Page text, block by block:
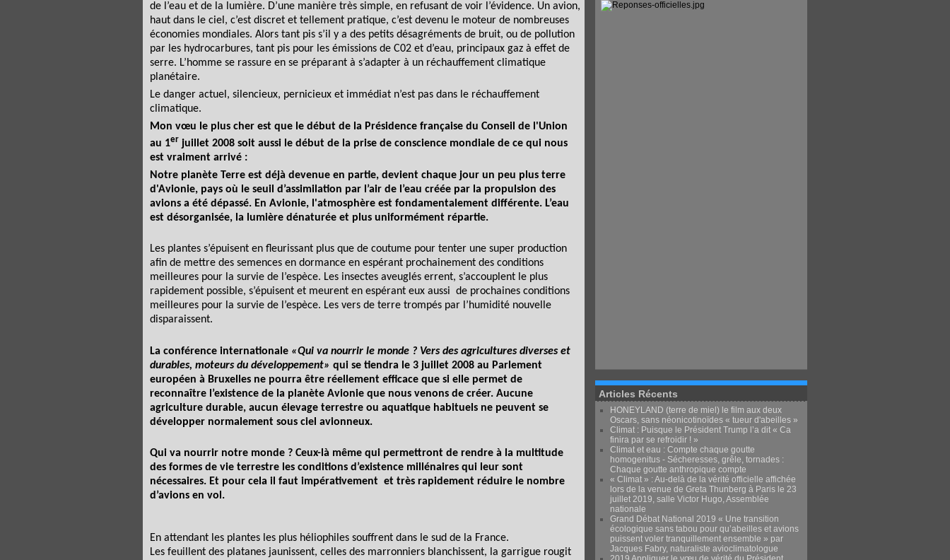
de l’eau et de la lumière. D’une manière très simple, en refusant de voir l’évidence. Un avion,
haut dans le ciel, c’est discret et tellement pratique, c’est devenu le moteur de nombreuses
économies mondiales. Alors tant pis s’il y a des petits désagréments de bruit, ou de pollution
par les hydrocarbures, tant pis pour les émissions de C02 et d’eau, principaux gaz à effet de
serre. L’homme se rassure en se préparant à s’adapter à un réchauffement climatique
planétaire.
Le danger actuel, silencieux, pernicieux et immédiat n’est pas dans le réchauffement
climatique.
Mon vœu le plus cher est que le début de la Présidence française du Conseil de l'Union
au 1er juillet 2008 soit aussi le début de la prise de conscience mondiale de ce qui nous
est vraiment arrivé :
Notre planète Terre est déjà devenue en partie, devient chaque jour un peu plus terre
d'Avionie, pays où le seuil d’assimilation par l’air de l’eau créée par la propulsion des
avions a été dépassé. En Avionie, l'atmosphère est fondamentalement différente. L’eau
est désorganisée, la lumière dénaturée et plus uniformément répartie.
Les plantes s’épuisent en fleurissant plus que de coutume pour tenter une super production
afin de mettre des semences en dormance en espérant prochainement des conditions
meilleures pour la survie de l’espèce. Les insectes aveuglés errent, s’accouplent le plus
rapidement possible, s’épuisent et meurent en espérant eux aussi de prochaines conditions
meilleures pour la survie de l’espèce. Les vers de terre trompés par l’humidité nouvelle
disparaissent.
La conférence internationale «Qui va nourrir le monde ? Vers des agricultures diverses et
durables, moteurs du développement» qui se tiendra le 3 juillet 2008 au Parlement
européen à Bruxelles ne pourra être réellement efficace que si elle permet de
reconnaître l’existence de la planète Avionie que nous venons de créer. Aucune
agriculture durable, aucun élevage terrestre ou aquatique habituels ne peuvent se
développer normalement sous ciel avionneux.
Qui va nourrir notre monde ? Ceux-là même qui permettront de rendre à la multitude
des formes de vie terrestre les conditions d’existence millénaires qui leur sont
nécessaires. Et pour cela il faut impérativement et très rapidement réduire le nombre
d’avions en vol.
En attendant les plantes les plus héliophiles souffrent dans le sud de la France.
Les feuillent des platanes jaunissent, celles des marronniers blanchissent, la garrigue rougit
Articles Récents
HONEYLAND (terre de miel) le film aux deux
Oscars, sans néonicotinoïdes « tueur d'abeilles »
Climat : Puisque le Président Trump l’a dit « Ca
finira par se refroidir ! »
Climat et eau : Compte chaque goutte
homogenitus - Sécheresses, grêle, tornades :
Chaque goutte anthropique compte
« Climat » : Au-delà de la vérité officielle affichée
lors de la venue de Greta Thunberg à Paris le 23
juillet 2019, salle Victor Hugo, Assemblée
nationale
Grand Débat National 2019 « Une transition
écologique sans tabou pour qu’abeilles et avions
puissent voler tranquillement ensemble » par
Jacques Fabry, naturaliste avioclimatologue